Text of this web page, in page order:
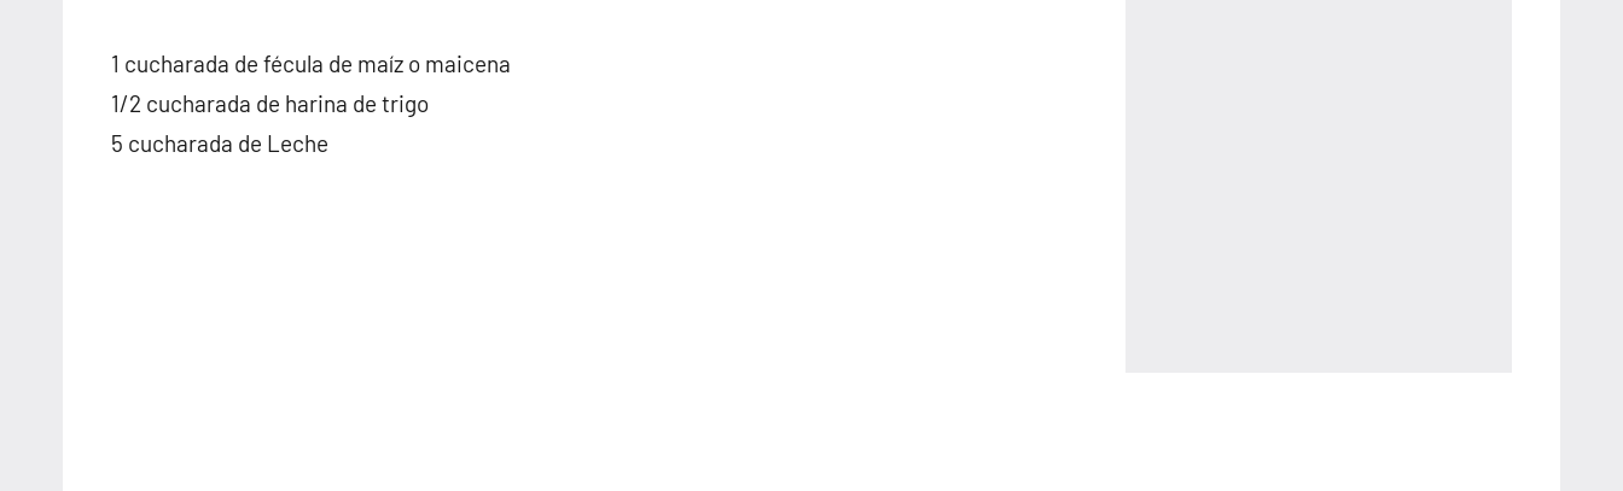
1 cucharada de fécula de maíz o maicena
1/2 cucharada de harina de trigo
5 cucharada de Leche